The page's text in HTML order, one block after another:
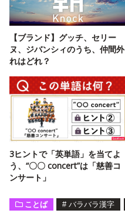
【ブランド】グッチ、セリー
ヌ、ジバンシィのうち、仲間外
れはどれ？
3ヒントで「英単語」を当てよ
う、“〇〇 concert”は「慈善コ
ンサート」
ことば # バラバラ漢字